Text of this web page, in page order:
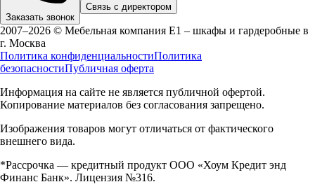
Заказать звонок
Связь с директором
2007–2026 © Мебельная компания Е1 – шкафы и гардеробные в
г. Москва
Политика конфиденциальностиПолитика
безопасностиПубличная оферта
Информация на сайте не является публичной офертой.
Копирование материалов без согласования запрещено.
Изображения товаров могут отличаться от фактического
внешнего вида.
*Рассрочка — кредитный продукт ООО «Хоум Кредит энд
Финанс Банк». Лицензия №316.